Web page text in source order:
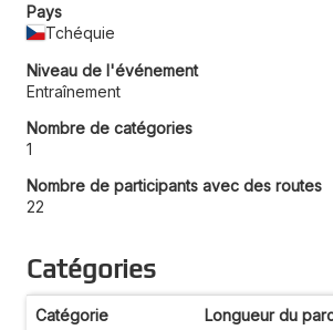
Pays
Tchéquie
Niveau de l'événement
Entraînement
Nombre de catégories
1
Nombre de participants avec des routes
22
Catégories
Catégorie Longueur du